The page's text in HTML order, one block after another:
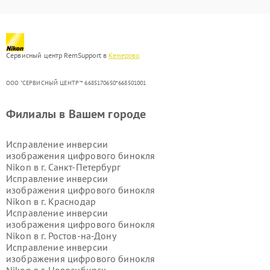
Сервисный центр RemSupport в Кемерово
ООО "СЕРВИСНЫЙ ЦЕНТР"* 6685170650*668501001
Филиалы в Вашем городе
Исправление инверсии
изображения цифрового бинокля
Nikon в г. Санкт-Петербург
Исправление инверсии
изображения цифрового бинокля
Nikon в г. Краснодар
Исправление инверсии
изображения цифрового бинокля
Nikon в г. Ростов-на-Дону
Исправление инверсии
изображения цифрового бинокля